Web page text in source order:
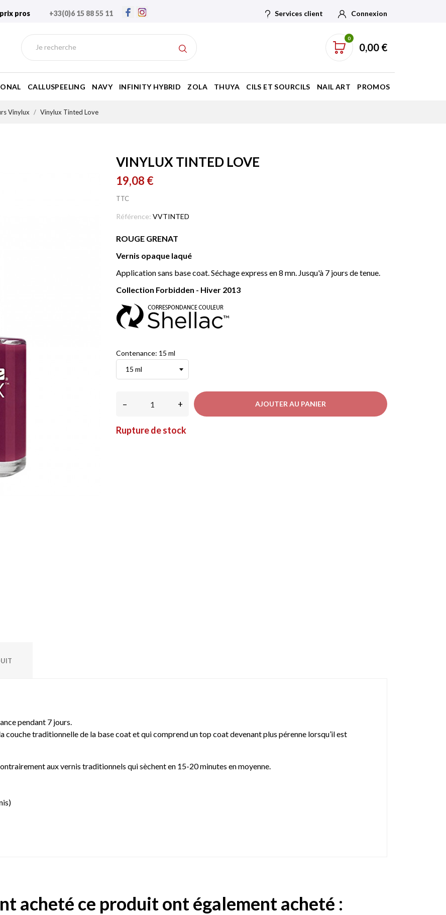
pros +33(0)6 15 88 55 11 Services client Connexion
0
0,00 €
CALLUSPEELING NAVY INFINITY HYBRID ZOLA THUYA CILS ET SOURCILS NAIL ART PROMOS
Vinylux Vinylux Tinted Love
VINYLUX TINTED LOVE
19,08 €
TTC
Référence: VVTINTED
ROUGE GRENAT
Vernis opaque laqué
Application sans base coat. Séchage express en 8 mn. Jusqu'à 7 jours de tenue.
Collection Forbidden - Hiver 2013
Contenance: 15 ml
– + AJOUTER AU PANIER
Rupture de stock
pendant 7 jours.
couche traditionnelle de la base coat et qui comprend un top coat devenant plus pérenne lorsqu’il est
aux vernis traditionnels qui sèchent en 15-20 minutes en moyenne.
acheté ce produit ont également acheté :